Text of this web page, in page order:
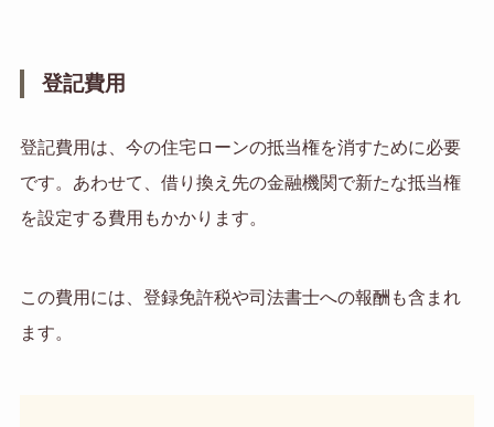
登記費用
登記費用は、今の住宅ローンの抵当権を消すために必要
です。あわせて、借り換え先の金融機関で新たな抵当権
を設定する費用もかかります。
この費用には、登録免許税や司法書士への報酬も含まれ
ます。